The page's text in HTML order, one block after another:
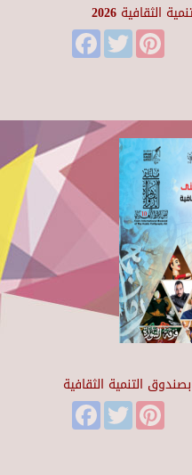
2026
FacebookTwitter
التنمية الثقافية
FacebookTwitter